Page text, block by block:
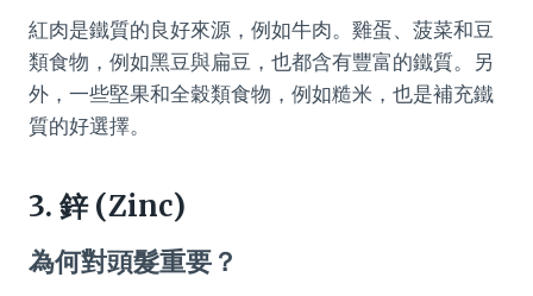
紅肉是鐵質的良好來源，例如牛肉。雞蛋、菠菜和豆
類食物，例如黑豆與扁豆，也都含有豐富的鐵質。另
外，一些堅果和全穀類食物，例如糙米，也是補充鐵
質的好選擇。
3. 鋅 (Zinc)
為何對頭髮重要？